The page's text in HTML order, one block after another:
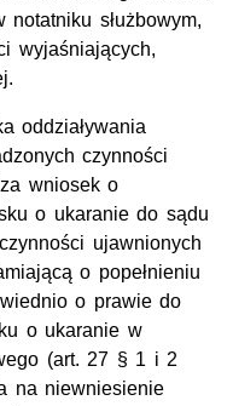
służbowym,
wyjaśniających,
oddziaływania
czynności
wniosek o
o ukaranie do sądu
ujawnionych
o popełnieniu
o prawie do
o ukaranie w
(art. 27 § 1 i 2
na niewniesienie